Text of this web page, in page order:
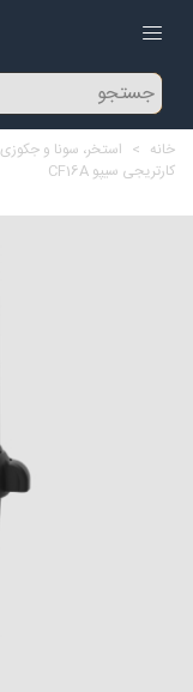
خانه > استخر، سونا و جکوزی
کارتریجی سیپو CF16A